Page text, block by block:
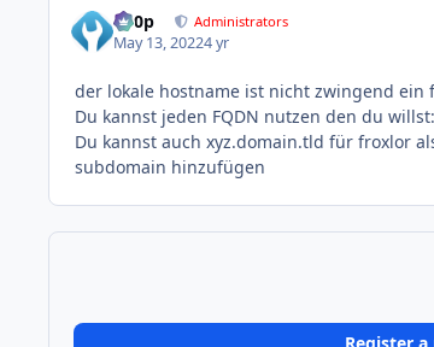
d00p Administrators
May 13, 20224 yr
der lokale hostname ist nicht zwingend
Du kannst jeden FQDN nutzen den du
Du kannst auch xyz.domain.tld für froxlor
subdomain hinzufügen